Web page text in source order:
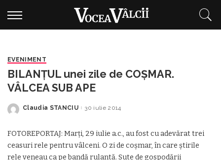
EVENIMENT
BILANŢUL unei zile de COŞMAR.
VÂLCEA SUB APE
Posted
Claudia STANCIU 30 iulie 2014
FOTOREPORTAJ: Marţi, 29 iulie a.c., au fost cu adevărat trei
ceasuri rele pentru vâlceni. O zi de coşmar, în care ştirile
rele veneau ca pe bandă rulantă. Sute de gospodării